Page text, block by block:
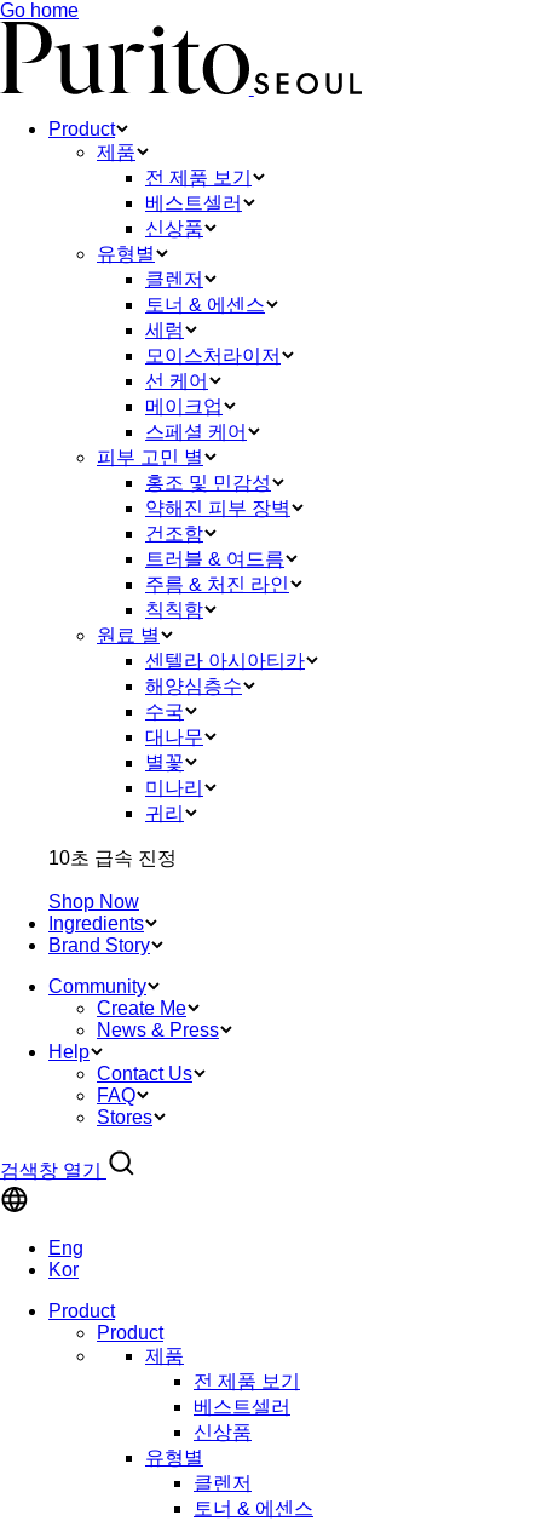
Go home
Product
제품
전 제품 보기
베스트셀러
신상품
유형별
클렌저
토너 & 에센스
세럼
모이스처라이저
선 케어
메이크업
스페셜 케어
피부 고민 별
홍조 및 민감성
약해진 피부 장벽
건조함
트러블 & 여드름
주름 & 처진 라인
칙칙함
원료 별
센텔라 아시아티카
해양심층수
수국
대나무
별꽃
미나리
귀리
10초 급속 진정
Shop Now
Ingredients
Brand Story
Community
Create Me
News & Press
Help
Contact Us
FAQ
Stores
검색창 열기
Eng
Kor
Product
Product
제품
전 제품 보기
베스트셀러
신상품
유형별
클렌저
토너 & 에센스